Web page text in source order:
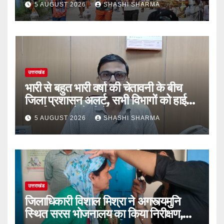
चुके
5 AUGUST 2026 SHASHI SHARMA
उत्तराखंड
भारी से बहुत भारी वर्षा की चेतावनी के बीच
जिला प्रशासन अलर्ट, सभी विभागों को हाई
अलर्ट पर रहने के निर्देश
5 AUGUST 2026 SHASHI SHARMA
उत्तराखंड
जिलाधिकारी विशाल मिश्रा ने अगस्त्यमुनि
स्थित सरस भोजनालय का किया निरीक्षण,